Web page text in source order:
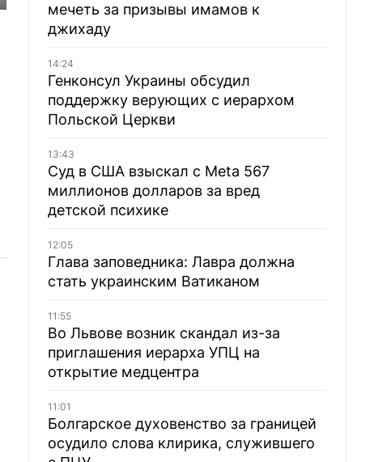
мечеть за призывы имамов к
джихаду
14:24
Генконсул Украины обсудил
поддержку верующих с иерархом
Польской Церкви
13:43
Суд в США взыскал с Meta 567
миллионов долларов за вред
детской психике
12:05
Глава заповедника: Лавра должна
стать украинским Ватиканом
11:55
Во Львове возник скандал из-за
приглашения иерарха УПЦ на
открытие медцентра
11:01
Болгарское духовенство за границей
осудило слова клирика, служившего